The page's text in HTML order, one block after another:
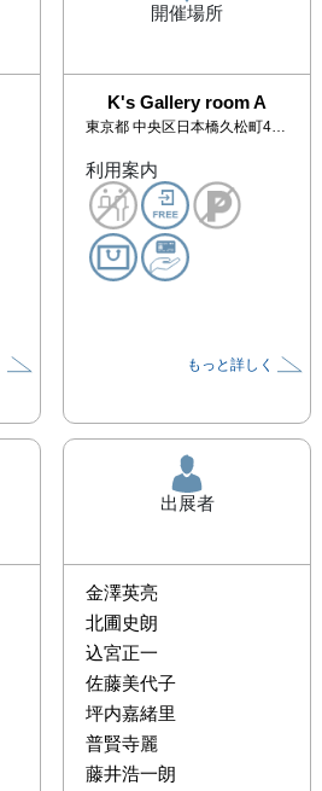
開催場所
K's Gallery room A
東京都 中央区日本橋久松町4-6杉山ビル4F
利用案内
もっと詳しく
出展者
金澤英亮
北圃史朗
込宮正一
佐藤美代子
坪内嘉緒里
普賢寺麗
藤井浩一朗